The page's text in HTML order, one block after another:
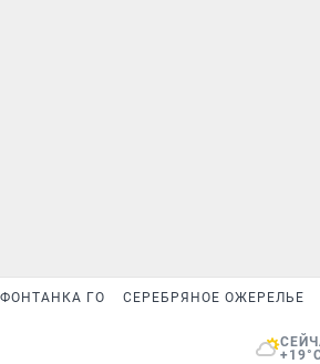
ФОНТАНКА ГО СЕРЕБРЯНОЕ ОЖЕРЕЛЬЕ